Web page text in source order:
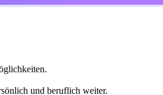
und beruflich weiter.